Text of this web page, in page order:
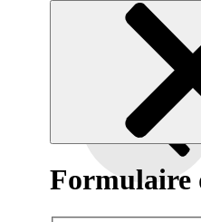
Formulaire